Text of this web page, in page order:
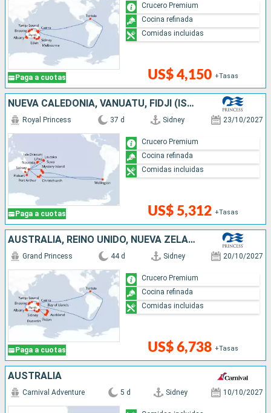
Paga a cuotas US$ 4,150 +Tasas
Crucero Premium
Cocina refinada
Comidas incluidas
NUEVA CALEDONIA, VANUATU, FIDJI (ISLAS), CHILE, NUEVA ZELANDA, AUSTRALIA
Paga a cuotas
Royal Princess 37 d Sidney 23/10/2027
US$ 5,312 +Tasas
Crucero Premium
Cocina refinada
Comidas incluidas
AUSTRALIA, REINO UNIDO, NUEVA ZELANDA
Paga a cuotas
Grand Princess 44 d Sidney 20/10/2027
US$ 6,738 +Tasas
Crucero Premium
Cocina refinada
Comidas incluidas
AUSTRALIA
Carnival Adventure 5 d Sidney 10/10/2027